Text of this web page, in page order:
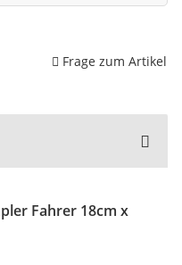
Frage zum Artikel
Fahrer 18cm x